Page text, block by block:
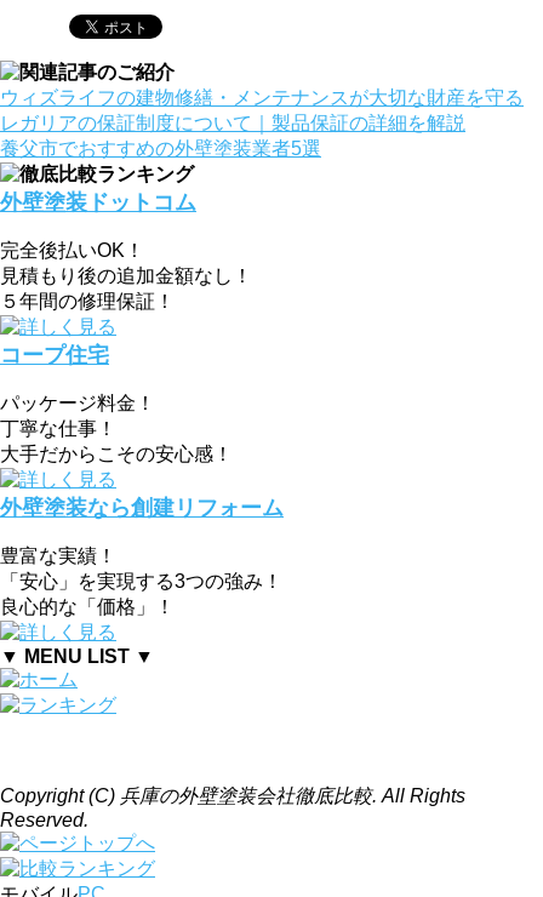
ウィズライフの建物修繕・メンテナンスが大切な財産を守る
レガリアの保証制度について｜製品保証の詳細を解説
養父市でおすすめの外壁塗装業者5選
外壁塗装ドットコム
完全後払いOK！
見積もり後の追加金額なし！
５年間の修理保証！
コープ住宅
パッケージ料金！
丁寧な仕事！
大手だからこその安心感！
外壁塗装なら創建リフォーム
豊富な実績！
「安心」を実現する3つの強み！
良心的な「価格」！
▼ MENU LIST ▼
Copyright (C) 兵庫の外壁塗装会社徹底比較. All Rights
Reserved.